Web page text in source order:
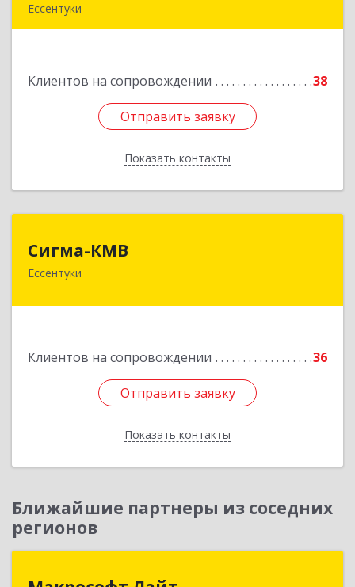
Ессентуки
Клиентов на сопровождении 38
Отправить заявку
Показать контакты
Отправить заявку
Назад
Сигма-КМВ
Ессентуки
Клиентов на сопровождении 36
Отправить заявку
Показать контакты
357600, Ставропольский край, Ессентуки г,
Отправить заявку
Назад
Ближайшие партнеры из соседних
регионов